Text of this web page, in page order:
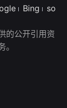
Bing
so
的公开引用资